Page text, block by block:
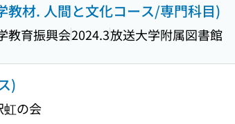
教材. 人間と文化コース/専門科目)
教育振興会2024.3放送大学附属図書館
)
虹の会